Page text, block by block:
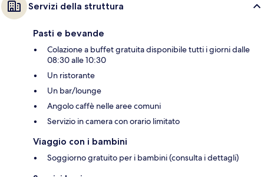
Servizi della struttura
Pasti e bevande
Colazione a buffet gratuita disponibile tutti i giorni dalle
08:30 alle 10:30
Un ristorante
Un bar/lounge
Angolo caffè nelle aree comuni
Servizio in camera con orario limitato
Viaggio con i bambini
Soggiorno gratuito per i bambini (consulta i dettagli)